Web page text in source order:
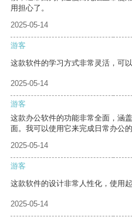
用担心了。
2025-05-14
游客
这款软件的学习方式非常灵活，可
2025-05-14
游客
这款办公软件的功能非常全面，涵
面。我可以使用它来完成日常办公
2025-05-14
游客
这款软件的设计非常人性化，使用起
2025-05-14